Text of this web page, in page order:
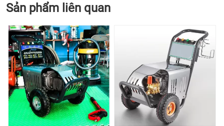
Sản phẩm liên quan